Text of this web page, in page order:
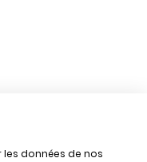
données de nos